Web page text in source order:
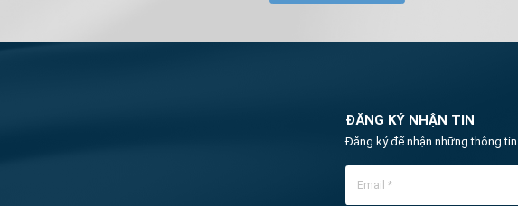
ĐĂNG KÝ NHẬN TIN
Đăng ký để nhận những thông